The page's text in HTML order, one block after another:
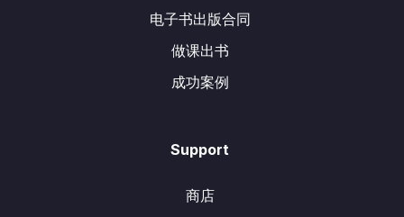
电子书出版合同
做课出书
成功案例
Support
商店